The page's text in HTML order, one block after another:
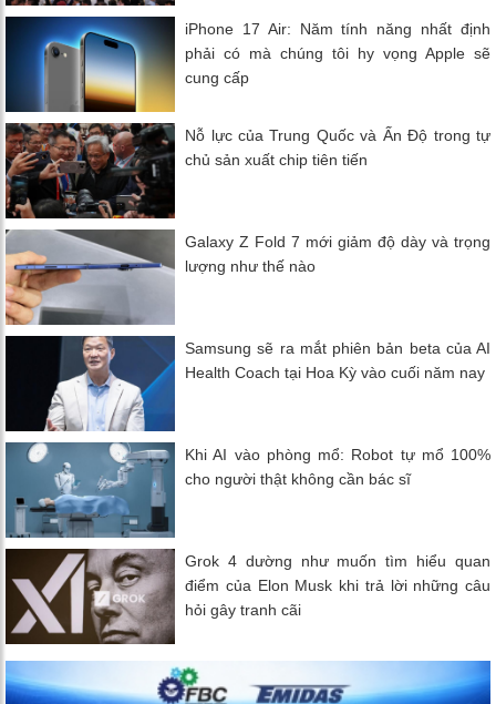
iPhone 17 Air: Năm tính năng nhất định
phải có mà chúng tôi hy vọng Apple sẽ
cung cấp
Nỗ lực của Trung Quốc và Ấn Độ trong tự
chủ sản xuất chip tiên tiến
Galaxy Z Fold 7 mới giảm độ dày và trọng
lượng như thế nào
Samsung sẽ ra mắt phiên bản beta của AI
Health Coach tại Hoa Kỳ vào cuối năm nay
Khi AI vào phòng mổ: Robot tự mổ 100%
cho người thật không cần bác sĩ
Grok 4 dường như muốn tìm hiểu quan
điểm của Elon Musk khi trả lời những câu
hỏi gây tranh cãi